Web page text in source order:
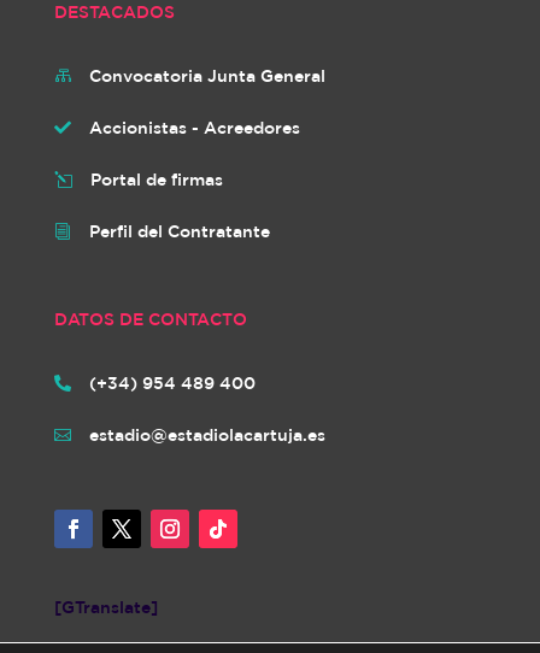
DESTACADOS
 Convocatoria Junta General
 Accionistas - Acreedores
l Portal de firmas
i Perfil del Contratante
DATOS DE CONTACTO
 (+34) 954 489 400
 estadio@estadiolacartuja.es
[GTranslate]